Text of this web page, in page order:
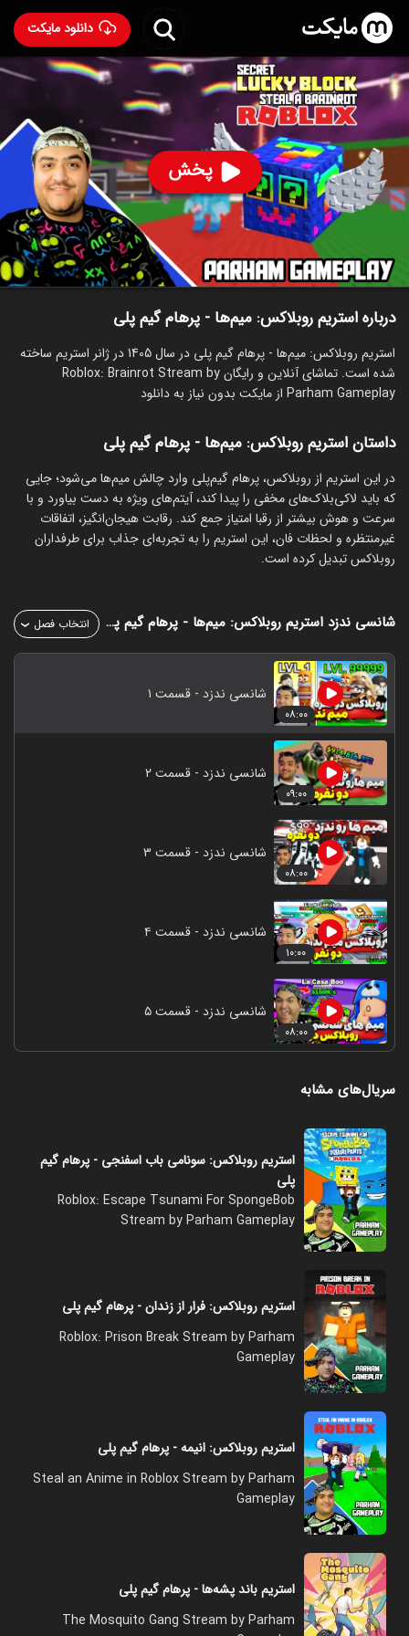
دانلود مایکت
پخش
استریم روبلاکس: میم‌ها - پرهام گیم پلی ساخت 1405
۱۰۲ 85% پرهام گیم پلی
ساخت ایران سال 1405
رده سنی ۱۳+
استریم
توضیحات قسمت‌ها سریال‌های مشابه
درباره استریم روبلاکس: میم‌ها - پرهام گیم پلی
استریم روبلاکس: میم‌ها - پرهام گیم پلی در سال 1405 در ژانر استریم ساخته
شده است. تماشای آنلاین و رایگان Roblox: Brainrot Stream by
Parham Gameplay از مایکت بدون نیاز به دانلود
داستان استریم روبلاکس: میم‌ها - پرهام گیم پلی
‏در این استریم از روبلاکس، پرهام گیم‌پلی وارد چالش میم‌ها می‌شود؛ جایی
که باید لاکی‌بلاک‌های مخفی را پیدا کند، آیتم‌های ویژه به دست بیاورد و با
سرعت و هوش بیشتر از رقبا امتیاز جمع کند. رقابت هیجان‌انگیز، اتفاقات
غیرمنتظره و لحظات فان، این استریم را به تجربه‌ای جذاب برای طرفداران
روبلاکس تبدیل کرده است.
شانسی ندزد استریم روبلاکس: میم‌ها - پرهام گیم پلی انتخاب فصل
۰۸:۰۰
شانسی ندزد - قسمت ۱
۰۹:۰۰
شانسی ندزد - قسمت ۲
۰۸:۰۰
شانسی ندزد - قسمت ۳
۱۰:۰۰
شانسی ندزد - قسمت ۴
۰۸:۰۰
شانسی ندزد - قسمت ۵
سریال‌های مشابه
استریم روبلاکس: سونامی باب اسفنجی - پرهام گیم
پلی
Roblox: Escape Tsunami For SpongeBob
Stream by Parham Gameplay
استریم روبلاکس: فرار از زندان - پرهام گیم پلی
Roblox: Prison Break Stream by Parham
Gameplay
استریم روبلاکس: انیمه - پرهام گیم پلی
Steal an Anime in Roblox Stream by Parham
Gameplay
استریم باند پشه‌ها - پرهام گیم پلی
The Mosquito Gang Stream by Parham